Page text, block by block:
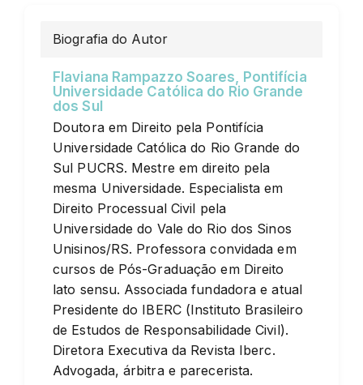
Biografia do Autor
Flaviana Rampazzo Soares, Pontifícia
Universidade Católica do Rio Grande
dos Sul
Doutora em Direito pela Pontifícia
Universidade Católica do Rio Grande do
Sul PUCRS. Mestre em direito pela
mesma Universidade. Especialista em
Direito Processual Civil pela
Universidade do Vale do Rio dos Sinos
Unisinos/RS. Professora convidada em
cursos de Pós-Graduação em Direito
lato sensu. Associada fundadora e atual
Presidente do IBERC (Instituto Brasileiro
de Estudos de Responsabilidade Civil).
Diretora Executiva da Revista Iberc.
Advogada, árbitra e parecerista.